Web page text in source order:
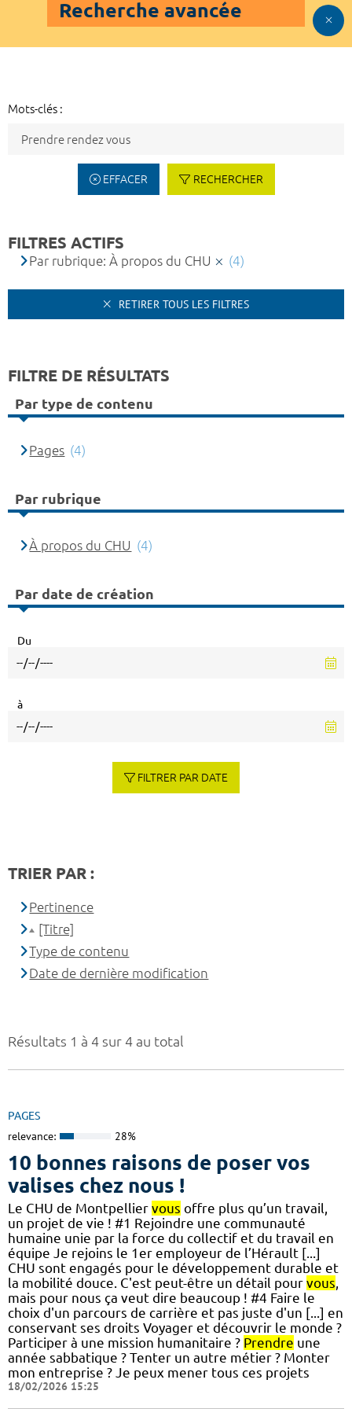
Recherche avancée
Mots-clés :
EFFACER RECHERCHER
Résultats 1 à 4 sur 4 au total
PAGES
relevance: 28%
10 bonnes raisons de poser vos
valises chez nous !
Le CHU de Montpellier vous offre plus qu’un travail,
un projet de vie ! #1 Rejoindre une communauté
humaine unie par la force du collectif et du travail en
équipe Je rejoins le 1er employeur de l’Hérault [...]
CHU sont engagés pour le développement durable et
la mobilité douce. C'est peut-être un détail pour vous
mais pour nous ça veut dire beaucoup ! #4 Faire le
choix d'un parcours de carrière et pas juste d'un [...] en
conservant ses droits Voyager et découvrir le monde ?
Participer à une mission humanitaire ? Prendre une
année sabbatique ? Tenter un autre métier ? Monter
mon entreprise ? Je peux mener tous ces projets
18/02/2026 15:25
FILTRES ACTIFS
Par rubrique: À propos du CHU (4)
RETIRER TOUS LES FILTRES
FILTRE DE RÉSULTATS
Par type de contenu
Pages (4)
Par rubrique
À propos du CHU (4)
Par date de création
Du
à
FILTRER PAR DATE
TRIER PAR :
Pertinence
[Titre]
Type de contenu
Date de dernière modification